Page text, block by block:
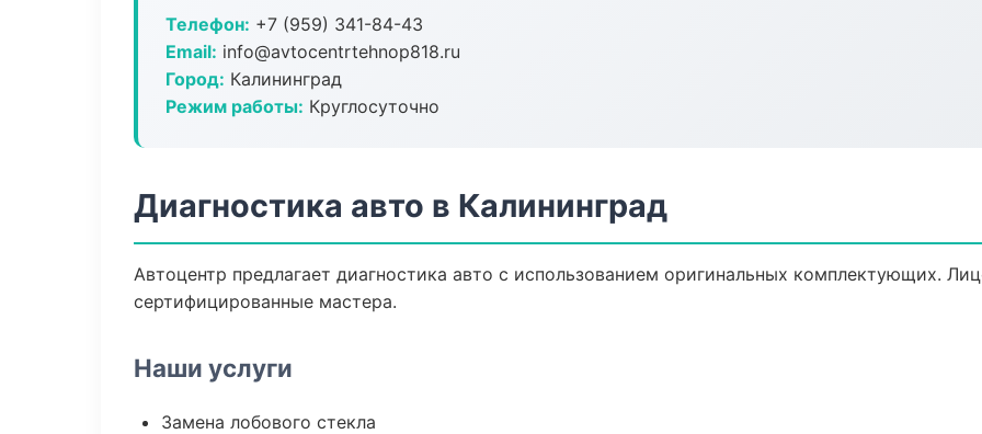
Телефон: +7 (959) 341-84-43
Email: info@avtocentrtehnop818.ru
Город: Калининград
Режим работы: Круглосуточно
Диагностика авто в Калининград
Автоцентр предлагает диагностика авто с использованием оригинальных комплектующих.
сертифицированные мастера.
Наши услуги
Замена лобового стекла